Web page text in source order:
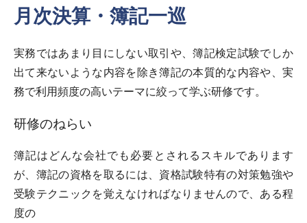
月次決算・簿記一巡
実務ではあまり目にしない取引や、簿記検定試験でしか
出て来ないような内容を除き簿記の本質的な内容や、実
務で利用頻度の高いテーマに絞って学ぶ研修です。
研修のねらい
簿記はどんな会社でも必要とされるスキルであります
が、簿記の資格を取るには、資格試験特有の対策勉強や
受験テクニックを覚えなければなりませんので、ある程
度の